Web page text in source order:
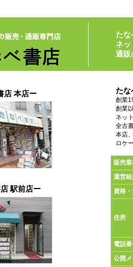
た
ネッ
通販
店 本店ー
駅前店ー
たな
創業
創業
ネッ
全古
本店
ロケ
販売
運営
資格
住所
電話
公開